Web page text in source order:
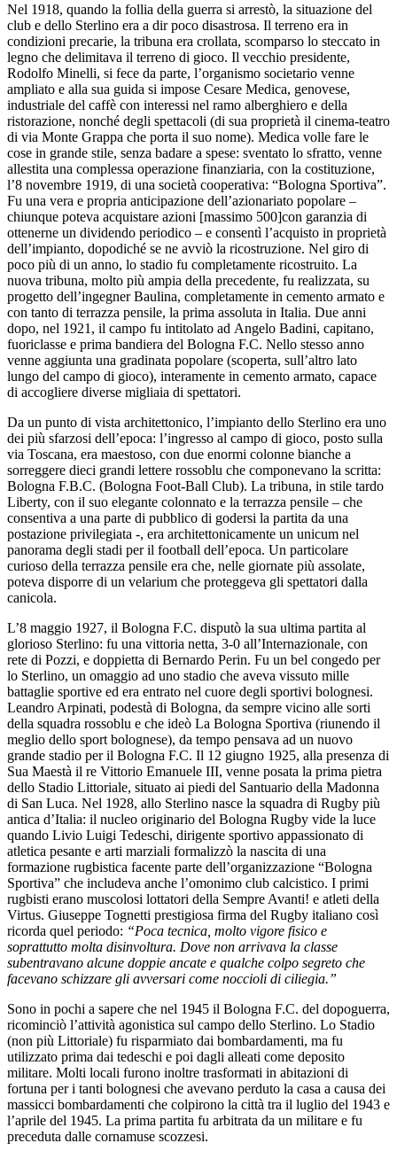
Nel 1918, quando la follia della guerra si arrestò, la situazione del
club e dello Sterlino era a dir poco disastrosa. Il terreno era in
condizioni precarie, la tribuna era crollata, scomparso lo steccato in
legno che delimitava il terreno di gioco. Il vecchio presidente,
Rodolfo Minelli, si fece da parte, l’organismo societario venne
ampliato e alla sua guida si impose Cesare Medica, genovese,
industriale del caffè con interessi nel ramo alberghiero e della
ristorazione, nonché degli spettacoli (di sua proprietà il cinema-teatro
di via Monte Grappa che porta il suo nome). Medica volle fare le
cose in grande stile, senza badare a spese: sventato lo sfratto, venne
allestita una complessa operazione finanziaria, con la costituzione,
l’8 novembre 1919, di una società cooperativa: “Bologna Sportiva”.
Fu una vera e propria anticipazione dell’azionariato popolare –
chiunque poteva acquistare azioni [massimo 500]con garanzia di
ottenerne un dividendo periodico – e consentì l’acquisto in proprietà
dell’impianto, dopodiché se ne avviò la ricostruzione. Nel giro di
poco più di un anno, lo stadio fu completamente ricostruito. La
nuova tribuna, molto più ampia della precedente, fu realizzata, su
progetto dell’ingegner Baulina, completamente in cemento armato e
con tanto di terrazza pensile, la prima assoluta in Italia. Due anni
dopo, nel 1921, il campo fu intitolato ad Angelo Badini, capitano,
fuoriclasse e prima bandiera del Bologna F.C. Nello stesso anno
venne aggiunta una gradinata popolare (scoperta, sull’altro lato
lungo del campo di gioco), interamente in cemento armato, capace
di accogliere diverse migliaia di spettatori.
Da un punto di vista architettonico, l’impianto dello Sterlino era uno
dei più sfarzosi dell’epoca: l’ingresso al campo di gioco, posto sulla
via Toscana, era maestoso, con due enormi colonne bianche a
sorreggere dieci grandi lettere rossoblu che componevano la scritta:
Bologna F.B.C. (Bologna Foot-Ball Club). La tribuna, in stile tardo
Liberty, con il suo elegante colonnato e la terrazza pensile – che
consentiva a una parte di pubblico di godersi la partita da una
postazione privilegiata -, era architettonicamente un unicum nel
panorama degli stadi per il football dell’epoca. Un particolare
curioso della terrazza pensile era che, nelle giornate più assolate,
poteva disporre di un velarium che proteggeva gli spettatori dalla
canicola.
L’8 maggio 1927, il Bologna F.C. disputò la sua ultima partita al
glorioso Sterlino: fu una vittoria netta, 3-0 all’Internazionale, con
rete di Pozzi, e doppietta di Bernardo Perin. Fu un bel congedo per
lo Sterlino, un omaggio ad uno stadio che aveva vissuto mille
battaglie sportive ed era entrato nel cuore degli sportivi bolognesi.
Leandro Arpinati, podestà di Bologna, da sempre vicino alle sorti
della squadra rossoblu e che ideò La Bologna Sportiva (riunendo il
meglio dello sport bolognese), da tempo pensava ad un nuovo
grande stadio per il Bologna F.C. Il 12 giugno 1925, alla presenza di
Sua Maestà il re Vittorio Emanuele III, venne posata la prima pietra
dello Stadio Littoriale, situato ai piedi del Santuario della Madonna
di San Luca. Nel 1928, allo Sterlino nasce la squadra di Rugby più
antica d’Italia: il nucleo originario del Bologna Rugby vide la luce
quando Livio Luigi Tedeschi, dirigente sportivo appassionato di
atletica pesante e arti marziali formalizzò la nascita di una
formazione rugbistica facente parte dell’organizzazione “Bologna
Sportiva” che includeva anche l’omonimo club calcistico. I primi
rugbisti erano muscolosi lottatori della Sempre Avanti! e atleti della
Virtus. Giuseppe Tognetti prestigiosa firma del Rugby italiano così
ricorda quel periodo: “Poca tecnica, molto vigore fisico e
soprattutto molta disinvoltura. Dove non arrivava la classe
subentravano alcune doppie ancate e qualche colpo segreto che
facevano schizzare gli avversari come noccioli di ciliegia.”
Sono in pochi a sapere che nel 1945 il Bologna F.C. del dopoguerra,
ricominciò l’attività agonistica sul campo dello Sterlino. Lo Stadio
(non più Littoriale) fu risparmiato dai bombardamenti, ma fu
utilizzato prima dai tedeschi e poi dagli alleati come deposito
militare. Molti locali furono inoltre trasformati in abitazioni di
fortuna per i tanti bolognesi che avevano perduto la casa a causa dei
massicci bombardamenti che colpirono la città tra il luglio del 1943 e
l’aprile del 1945. La prima partita fu arbitrata da un militare e fu
preceduta dalle cornamuse scozzesi.